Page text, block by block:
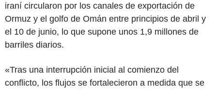
iraní circularon por los canales de exportación de
Ormuz y el golfo de Omán entre principios de abril y
el 10 de junio, lo que supone unos 1,9 millones de
barriles diarios.
«Tras una interrupción inicial al comienzo del
conflicto, los flujos se fortalecieron a medida que se